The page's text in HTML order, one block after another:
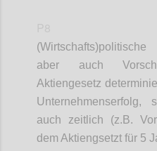
(Wirtschafts)politische
aber auch
Aktiengesetz
auch zeitlich (z.B.
dem Aktiengsetzt für 5